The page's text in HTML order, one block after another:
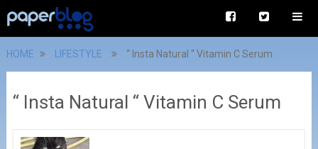
HOME LIFESTYLE “ Insta Natural “ Vitamin C Serum
“ Insta Natural “ Vitamin C Serum